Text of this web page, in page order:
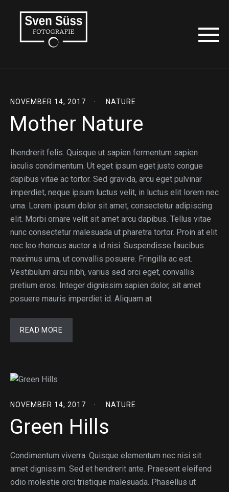
NOVEMBER 14, 2017 NATURE
Mother Nature
Ihendrerit felis. Quisque ut sapien fermentum sapien
iaculis condimentum. Ut eget ipsum eget justo congue
dapibus vitae ac tortor. Sed gravida, arcu eget pulvinar
imperdiet, neque ipsum luctus velit, in luctus elit lorem nec
urna. Lorem ipsum dolor sit amet, consectetur adipiscing
elit. Morbi ornare velit sit amet arcu dapibus. Tellus vitae
nunc consectetur malesuada ut pharetra tortor. Proin at elit
nec leo rhoncus auctor a id nisi. Suspendisse faucibus
maximus urna, ut convallis posuere. Fringilla ac est.
Vestibulum arcu nibh, varius sed orci eget, convallis
pretium eros. Integer dignissim sapien dolor, sit amet
posuere mauris imperdiet id. Aliquam at
READ MORE
NOVEMBER 14, 2017 NATURE
Green Hills
Condimentum viverra. Quisque elementum nec nisi sit
amet dignissim. Sed et hendrerit ante. Praesent eleifend
odio molestie orci tristique malesuada. Phasellus ut